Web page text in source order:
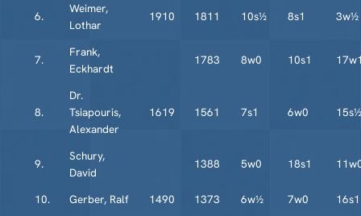
6.
Weimer,
Lothar
1910 1811 10s½ 8s1 3w½
7.
Frank,
Eckhardt
1783 8w0 10s1
8.
Dr.
Tsiapouris,
Alexander
1619 1561 7s1 6w0 15s½
9.
Schury,
David
1388 5w0 18s1
10. Gerber, Ralf 1490 1373 6w½ 7w0 16s1